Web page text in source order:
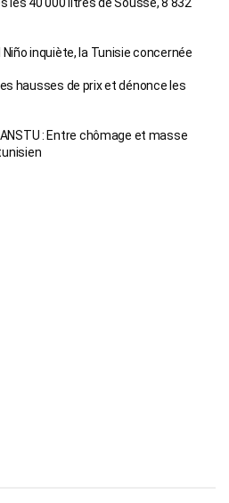
inquiète, la Tunisie concernée
hausses de prix et dénonce les
: Entre chômage et masse